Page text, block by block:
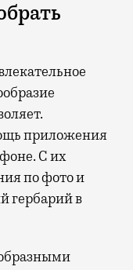
приложения
С их
по фото и
гербарий в